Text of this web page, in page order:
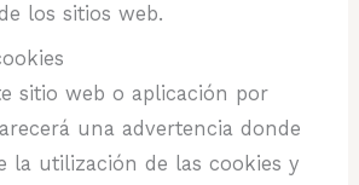
los sitios web.
sitio web o aplicación por
una advertencia donde
la utilización de las cookies y